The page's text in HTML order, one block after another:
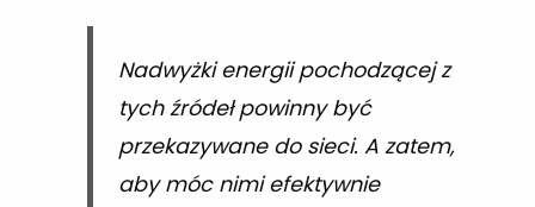
Nadwyżki energii pochodzącej z
tych źródeł powinny być
przekazywane do sieci. A zatem,
aby móc nimi efektywnie